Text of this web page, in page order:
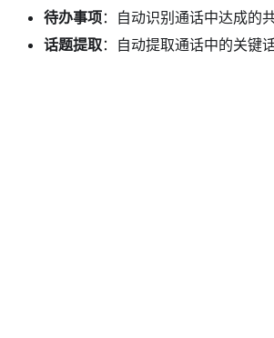
待办事项：自动识别通话中达成的
话题提取：自动提取通话中的关键